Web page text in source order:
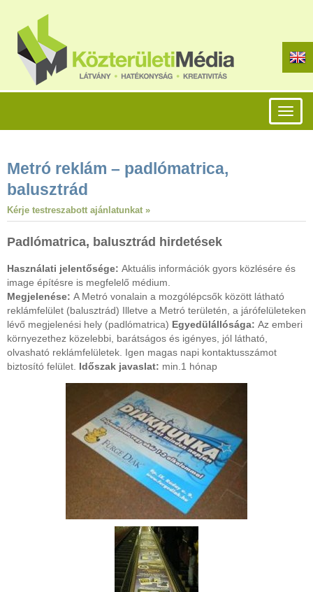
Metró reklám – padlómatrica,
balusztrád
Kérje testreszabott ajánlatunkat »
Padlómatrica, balusztrád hirdetések
Használati jelentősége: Aktuális információk gyors közlésére és
image építésre is megfelelő médium.
Megjelenése: A Metró vonalain a mozgólépcsők között látható
reklámfelület (balusztrád) Illetve a Metró területén, a járófelületeken
lévő megjelenési hely (padlómatrica) Egyedülállósága: Az emberi
környezethez közelebbi, barátságos és igényes, jól látható,
olvasható reklámfelületek. Igen magas napi kontaktusszámot
biztosító felület. Időszak javaslat: min.1 hónap